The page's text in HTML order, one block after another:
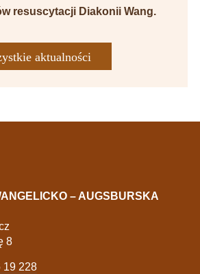
resuscytacji Diakonii Wang.
aktualności
– AUGSBURSKA
8
19 228